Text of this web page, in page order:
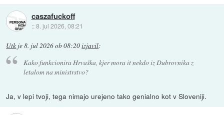
caszafuckoff
::8. jul 2026, 08:21
Utk je8. jul 2026 ob 08:20izjavil:
Kako funkcionira Hrvaška, kjer mora it nekdo iz Dubrovnika z
letalom na ministrstvo?
Ja, v lepi tvoji, tega nimajo urejeno tako genialno kot v Sloveniji.